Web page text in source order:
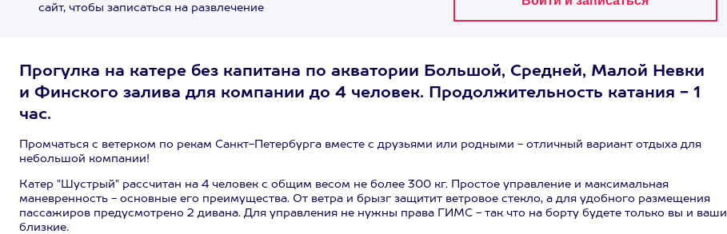
сайт, чтобы записаться на развлечение
Прогулка на катере без капитана по акватории Большой, Средней, Малой Невки
и Финского залива для компании до 4 человек. Продолжительность катания - 1
час.
Промчаться с ветерком по рекам Санкт-Петербурга вместе с друзьями или родными - отличный вариант отдыха для
небольшой компании!
Катер "Шустрый" рассчитан на 4 человек с общим весом не более 300 кг. Простое управление и максимальная
маневренность - основные его преимущества. От ветра и брызг защитит ветровое стекло, а для удобного размещения
пассажиров предусмотрено 2 дивана. Для управления не нужны права ГИМС - так что на борту будете только вы и ваши
близкие.